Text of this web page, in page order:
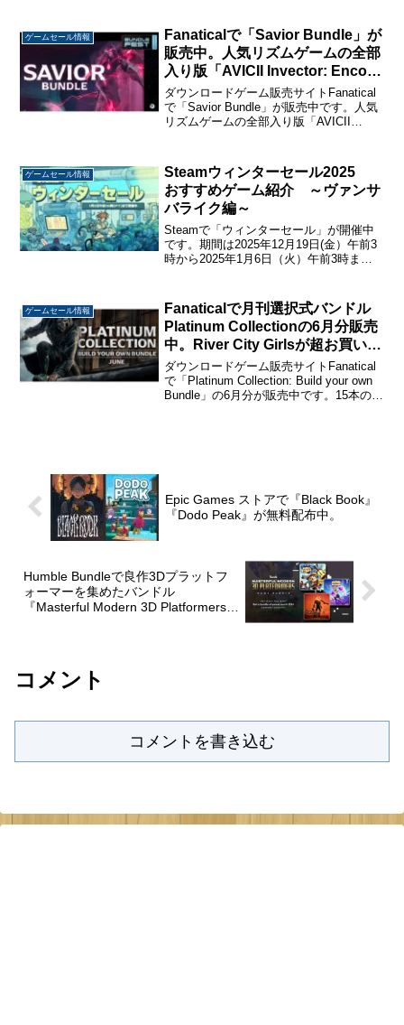
バンドルです。Humb...
ゲームセール情報
Fanaticalで「Savior Bundle」が
販売中。人気リズムゲームの全部
入り版「AVICII Invector: Encore
Edition」を含む8タイトルで635
円
ダウンロードゲーム販売サイトFanatical
で「Savior Bundle」が販売中です。人気
リズムゲームの全部入り版「AVICII
ゲームセール情報
Steamウィンターセール2025
おすすめゲーム紹介 ～ヴァンサ
バライク編～
Steamで「ウィンターセール」が開催中
です。期間は2025年12月19日(金）午前3
時から2025年1月6日（火）午前3時まで
ルされています。今回はSteamウィ...
ゲームセール情報
Fanaticalで月刊選択式バンドル
Platinum Collectionの6月分販売
中。River City Girlsが超お買い
得！
ダウンロードゲーム販売サイトFanatical
で「Platinum Collection: Build your own
Bundle」の6月分が販売中です。15本のゲ
Epic Games ストアで『Black Book』
『Dodo Peak』が無料配布中。
Humble Bundleで良作3Dプラットフ
ォーマーを集めたバンドル
『Masterful Modern 3D Platformers』
コメント
コメントを書き込む